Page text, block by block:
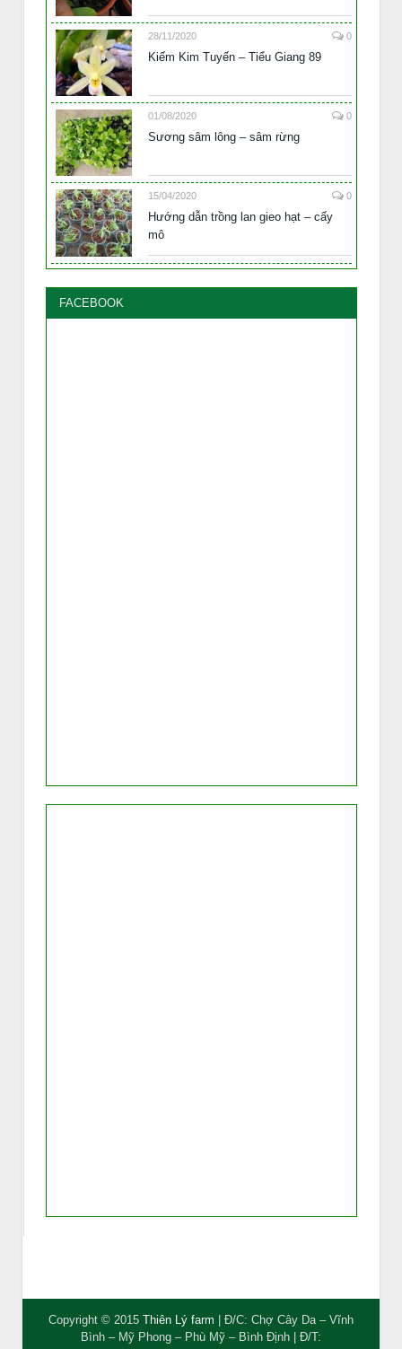
28/11/2020 0
Kiếm Kim Tuyến – Tiểu Giang 89
01/08/2020 0
Sương sâm lông – sâm rừng
15/04/2020 0
Hướng dẫn trồng lan gieo hạt – cấy
mô
FACEBOOK
Copyright © 2015 Thiên Lý farm | Đ/C: Chợ Cây Da – Vĩnh
Bình – Mỹ Phong – Phù Mỹ – Bình Định | Đ/T: